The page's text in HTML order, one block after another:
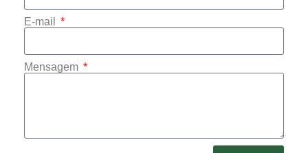
E-mail
Mensagem